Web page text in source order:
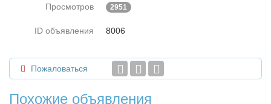
Просмотров
2951
ID объявления 8006
Пожаловаться
Похожие объявления